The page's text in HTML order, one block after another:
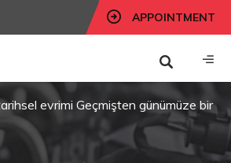
APPOINTMENT
evrimi Geçmişten günümüze bir